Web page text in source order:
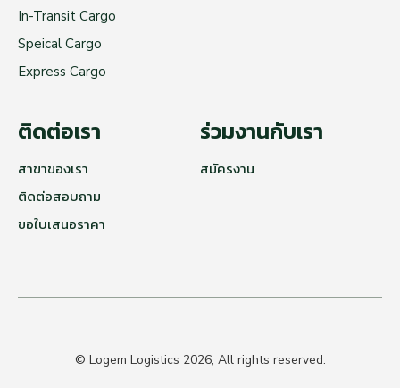
In-Transit Cargo
Speical Cargo
Express Cargo
ติดต่อเรา
สาขาของเรา
ติดต่อสอบถาม
ขอใบเสนอราคา
ร่วมงานกับเรา
สมัครงาน
© Logem Logistics 2026, All rights reserved.